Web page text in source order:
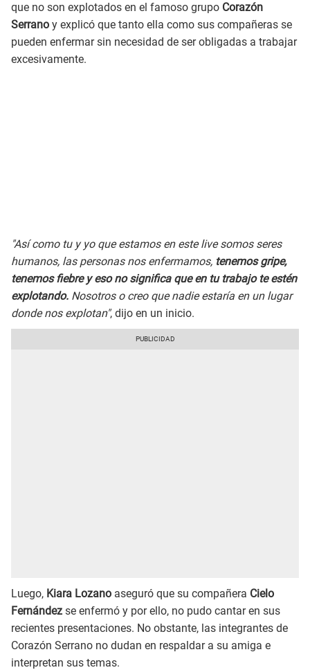
que no son explotados en el famoso grupo Corazón
Serrano y explicó que tanto ella como sus compañeras se
pueden enfermar sin necesidad de ser obligadas a trabajar
excesivamente.
"Así como tu y yo que estamos en este live somos seres
humanos, las personas nos enfermamos, tenemos gripe,
tenemos fiebre y eso no significa que en tu trabajo te estén
explotando. Nosotros o creo que nadie estaría en un lugar
donde nos explotan", dijo en un inicio.
Luego, Kiara Lozano aseguró que su compañera Cielo
Fernández se enfermó y por ello, no pudo cantar en sus
recientes presentaciones. No obstante, las integrantes de
Corazón Serrano no dudan en respaldar a su amiga e
interpretan sus temas.